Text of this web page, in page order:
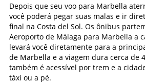
Depois que seu voo para Marbella
você poderá pegar suas malas e ir
final na Costa del Sol. Os ônibus
Aeroporto de Málaga para Marbella a
levará você diretamente para a
de Marbella e a viagem dura cerca de
também é acessível por trem e a
táxi ou a pé.